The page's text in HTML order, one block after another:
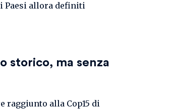
Paesi allora definiti
storico, ma senza
raggiunto alla Cop15 di